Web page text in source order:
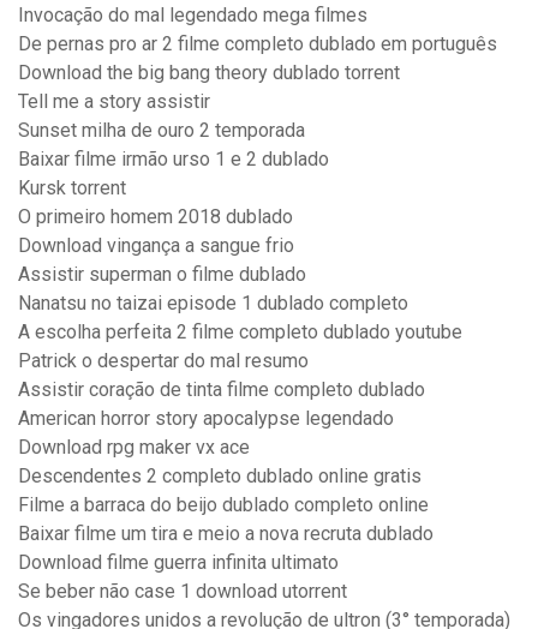
Invocação do mal legendado mega filmes
De pernas pro ar 2 filme completo dublado em português
Download the big bang theory dublado torrent
Tell me a story assistir
Sunset milha de ouro 2 temporada
Baixar filme irmão urso 1 e 2 dublado
Kursk torrent
O primeiro homem 2018 dublado
Download vingança a sangue frio
Assistir superman o filme dublado
Nanatsu no taizai episode 1 dublado completo
A escolha perfeita 2 filme completo dublado youtube
Patrick o despertar do mal resumo
Assistir coração de tinta filme completo dublado
American horror story apocalypse legendado
Download rpg maker vx ace
Descendentes 2 completo dublado online gratis
Filme a barraca do beijo dublado completo online
Baixar filme um tira e meio a nova recruta dublado
Download filme guerra infinita ultimato
Se beber não case 1 download utorrent
Os vingadores unidos a revolução de ultron (3° temporada)